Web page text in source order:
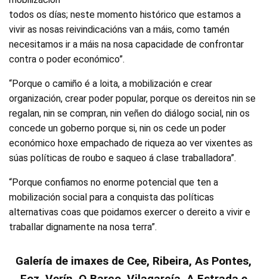
todos os días; neste momento histórico que estamos a
vivir as nosas reivindicacións van a máis, como tamén
necesitamos ir a máis na nosa capacidade de confrontar
contra o poder económico”.
“Porque o camiño é a loita, a mobilización e crear
organización, crear poder popular, porque os dereitos nin se
regalan, nin se compran, nin veñen do diálogo social, nin os
concede un goberno porque si, nin os cede un poder
económico hoxe empachado de riqueza ao ver vixentes as
súas políticas de roubo e saqueo á clase traballadora”.
“Porque confiamos no enorme potencial que ten a
mobilización social para a conquista das políticas
alternativas coas que poidamos exercer o dereito a vivir e
traballar dignamente na nosa terra”.
Galería de imaxes de Cee, Ribeira, As Pontes,